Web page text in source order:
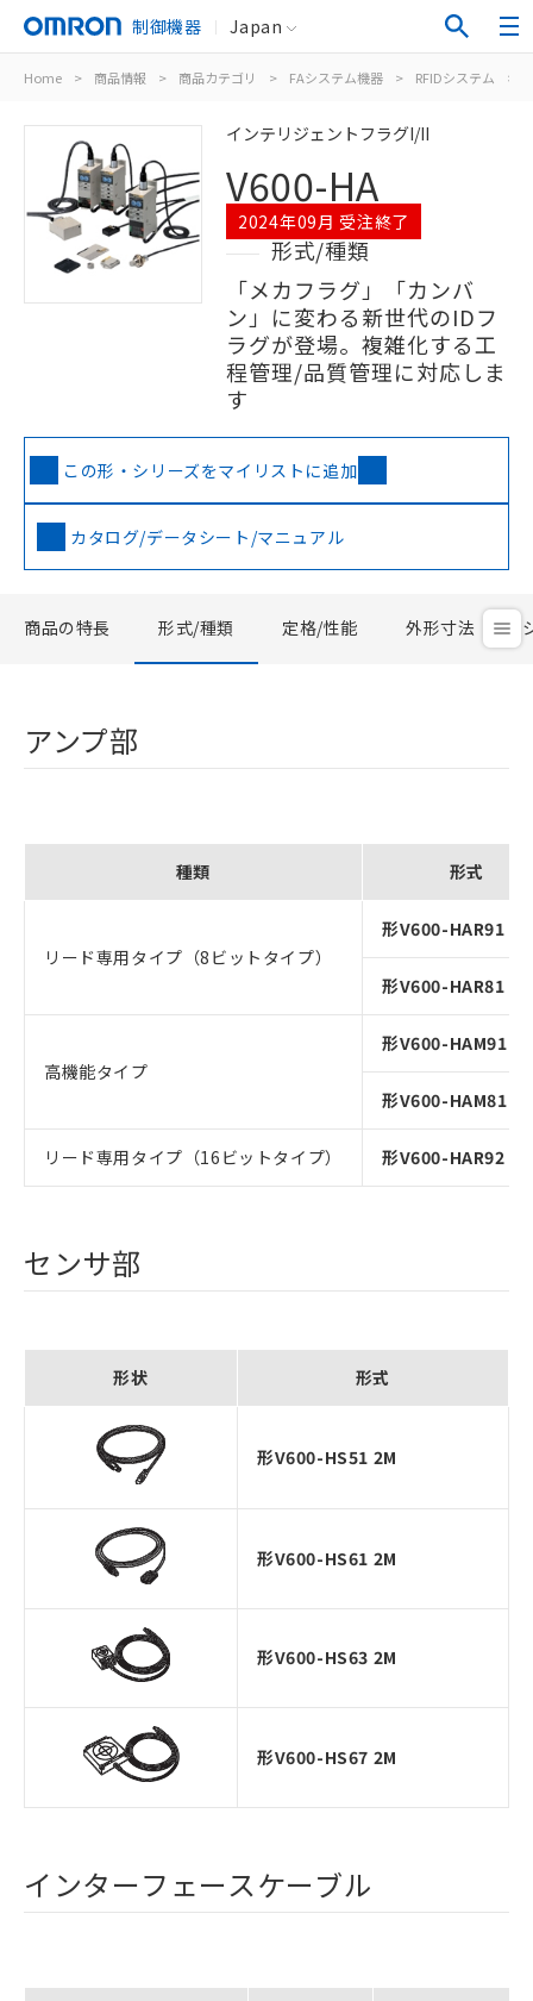
制御機器 Japan
Home > 商品情報 > 商品カテゴリ > FAシステム機器 > RFIDシステム >
インテリジェントフラグI/II
V600-HA
2024年09月 受注終了
形式/種類
「メカフラグ」「カンバ
ン」に変わる新世代のIDフ
ラグが登場。複雑化する工
程管理/品質管理に対応しま
す
この形・シリーズをマイリストに追加
カタログ/データシート/マニュアル
商品の特長 形式/種類 定格/性能 外形寸法
アンプ部
種類 形式
リード専用タイプ（8ビットタイプ）
形V600-HAR91
形V600-HAR81
高機能タイプ
形V600-HAM91
形V600-HAM81
リード専用タイプ（16ビットタイプ） 形V600-HAR92
センサ部
形状 形式
形V600-HS51 2M
形V600-HS61 2M
形V600-HS63 2M
形V600-HS67 2M
インターフェースケーブル